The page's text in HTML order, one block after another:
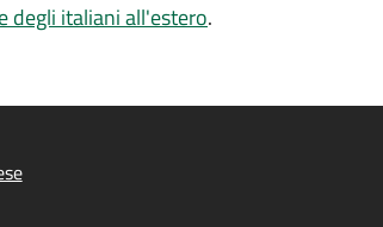
degli italiani all'estero.